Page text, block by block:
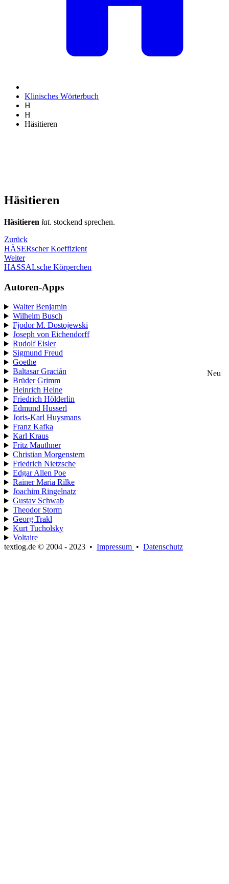
Klinisches Wörterbuch
H
H
Häsitieren
Häsitieren
Häsitieren lat. stockend sprechen.
Zurück
HÄSERscher Koeffizient
Weiter
HASSALsche Körperchen
Autoren-Apps
Walter Benjamin
Wilhelm Busch
Fjodor M. Dostojewski
Joseph von Eichendorff
Rudolf Eisler
Sigmund Freud
Goethe
Baltasar Gracián
Neu
Brüder Grimm
Heinrich Heine
Friedrich Hölderlin
Edmund Husserl
Joris-Karl Huysmans
Franz Kafka
Karl Kraus
Fritz Mauthner
Christian Morgenstern
Friedrich Nietzsche
Edgar Allen Poe
Rainer Maria Rilke
Joachim Ringelnatz
Gustav Schwab
Theodor Storm
Georg Trakl
Kurt Tucholsky
Voltaire
textlog.de © 2004 - 2023 • Impressum • Datenschutz